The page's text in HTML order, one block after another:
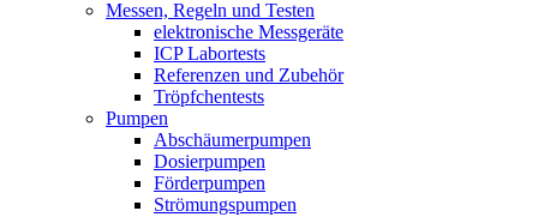
Messen, Regeln und Testen
elektronische Messgeräte
ICP Labortests
Referenzen und Zubehör
Tröpfchentests
Pumpen
Abschäumerpumpen
Dosierpumpen
Förderpumpen
Strömungspumpen